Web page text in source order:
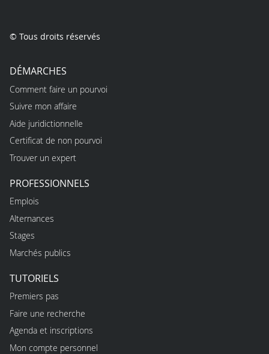
© Tous droits réservés
DÉMARCHES
Comment faire un pourvoi
Suivre mon affaire
Aide juridictionnelle
Certificat de non pourvoi
Trouver un expert
PROFESSIONNELS
Emplois
Alternances
Stages
Marchés publics
TUTORIELS
Premiers pas
Faire une recherche
Agenda et inscriptions
Mon compte personnel